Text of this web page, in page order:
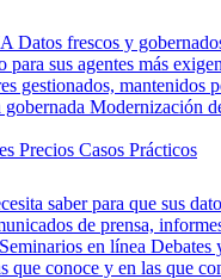
Datos frescos y
para sus agentes más
gestionados, mantenidos
Modernización
Precios Casos Prácticos
saber para que sus
de prensa,
Seminarios en línea Debates
que conoce y en las que